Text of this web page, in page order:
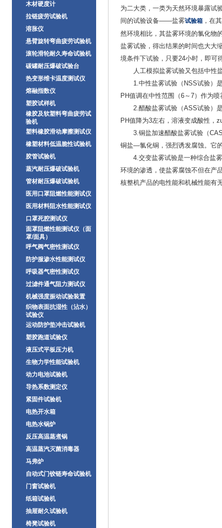
木材硬度计
拉链疲劳试验机
溶胀仪
悬臂旋转弯曲疲劳试验机
滚轮滑轮耐久寿命试验机
碳罐耐压爆破试验台
热变形维卡温度测试仪
熔融指数仪
塑胶试样机
橡胶及软塑料弯曲疲劳试
验机
塑料橡胶滑动摩擦测试仪
橡塑材料低温脆性试验机
胶管试验机
蒸汽耐压爆破试验机
管材耐压爆破试验机
医用口罩阻燃性能测试仪
医用材料阻水性能测试仪
口罩死腔测试仪
面罩阻燃性能测试仪（面
罩/面具）
呼气阀气密性测试仪
防护服渗水性能测试仪
呼吸器气密性测试仪
过滤件通气阻力测试仪
机械强度振动试验装置
织物表面抗湿性（沾水）
试验仪
运动防护垫冲击试验机
塑胶跑道试验仪
液压式平板压力机
生物力学性能试验机
动力电池试验机
导热系数测定仪
紧固件试验机
电热开水箱
电热水锅炉
反压高温蒸煮锅
高温蒸汽灭菌消毒器
马弗炉
自动式门铰链寿命试验机
门窗试验机
纸箱试验机
抽屉耐久试验机
椅凳试验机
为二大类，一类为天然环境暴露试
间的试验设备——盐雾试验箱 ，在
然环境相比，其盐雾环境的氯化物
盐雾试验，得出结果的时间也大大
境条件下试验，只要24小时，即可
人工模拟盐雾试验又包括中性盐
1.中性盐雾试验（NSS试验）是
PH值调在中性范围（6～7）作为
2.醋酸盐雾试验（ASS试验）是
PH值降为3左右，溶液变成酸性，
3.铜盐加速醋酸盐雾试验（
铜盐—氯化铜，强烈诱发腐蚀。它
4.交变盐雾试验是一种综合盐雾
环境的渗透，使盐雾腐蚀不但在产
核整机产品的电性能和机械性能有